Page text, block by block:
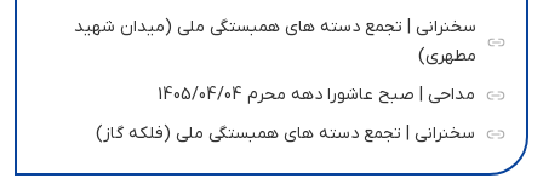
سخنرانی | تجمع دسته های همبستگی ملی (میدان شهید
مطهری)
مداحی | صبح عاشورا دهه محرم 1405/04/04
سخنرانی | تجمع دسته های همبستگی ملی (فلکه گاز)